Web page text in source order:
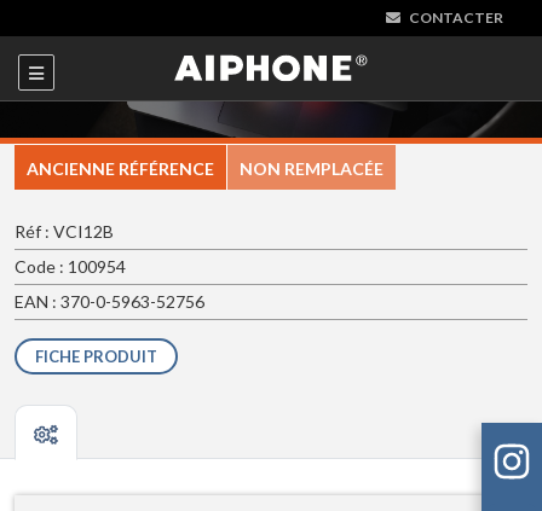
CONTACTER
ANCIENNE RÉFÉRENCE NON REMPLACÉE
Réf : VCI12B
Code : 100954
EAN : 370-0-5963-52756
FICHE PRODUIT